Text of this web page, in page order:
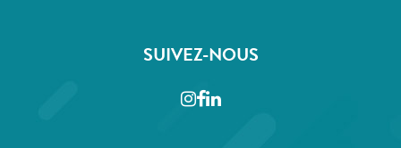
SUIVEZ-NOUS
Instagram
Facebook
LinkedIn